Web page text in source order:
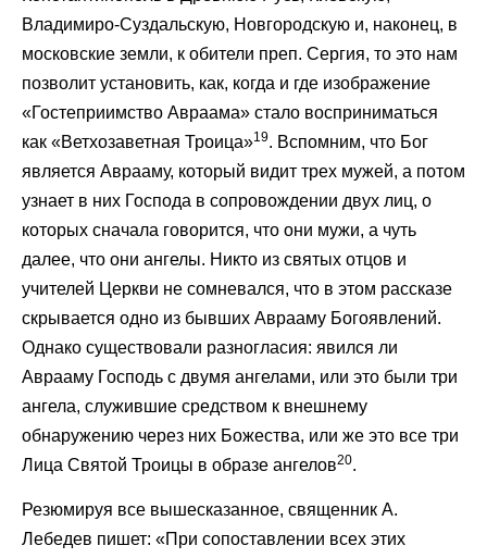
Владимиро-Суздальскую, Новгородскую и, наконец, в
московские земли, к обители преп. Сергия, то это нам
позволит установить, как, когда и где изображение
«Гостеприимство Авраама» стало восприниматься
как «Ветхозаветная Троица»19. Вспомним, что Бог
является Аврааму, который видит трех мужей, а потом
узнает в них Господа в сопровождении двух лиц, о
которых сначала говорится, что они мужи, а чуть
далее, что они ангелы. Никто из святых отцов и
учителей Церкви не сомневался, что в этом рассказе
скрывается одно из бывших Аврааму Богоявлений.
Однако существовали разногласия: явился ли
Аврааму Господь с двумя ангелами, или это были три
ангела, служившие средством к внешнему
обнаружению через них Божества, или же это все три
Лица Святой Троицы в образе ангелов20.
Резюмируя все вышесказанное, священник А.
Лебедев пишет: «При сопоставлении всех этих